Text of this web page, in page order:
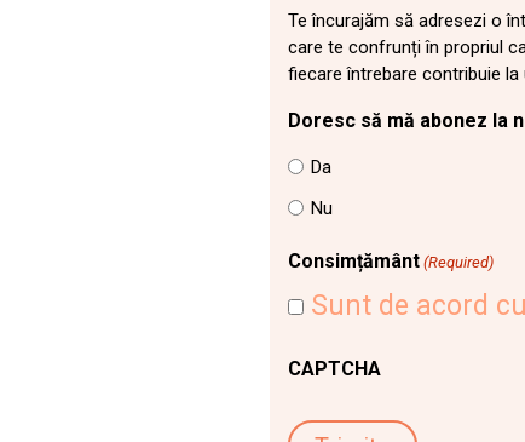
Te încurajăm să adresezi o
care te confrunți în propriul
fiecare întrebare contribuie
Doresc să mă abonez la
Da
Nu
Consimțământ (Required)
Sunt de acord cu
CAPTCHA